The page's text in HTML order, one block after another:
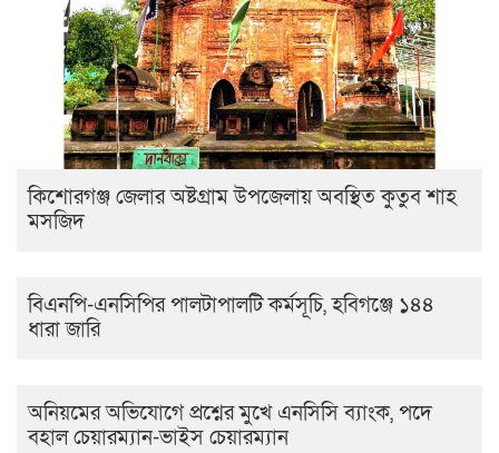
কিশোরগঞ্জ জেলার অষ্টগ্রাম উপজেলায় অবস্থিত কুতুব শাহ
মসজিদ
বিএনপি-এনসিপির পালটাপালটি কর্মসূচি, হবিগঞ্জে ১৪৪
ধারা জারি
অনিয়মের অভিযোগে প্রশ্নের মুখে এনসিসি ব্যাংক, পদে
বহাল চেয়ারম্যান-ভাইস চেয়ারম্যান